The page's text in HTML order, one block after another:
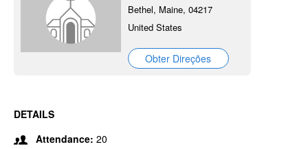
Bethel, Maine, 04217
United States
Obter Direções
DETAILS
Attendance: 20